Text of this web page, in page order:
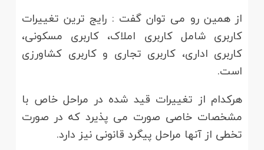
از همین رو می توان گفت : رایج ترین تغییرات
کاربری شامل کاربری املاک، کاربری مسکونی،
کاربری اداری، کاربری تجاری و کاربری کشاورزی
است.
هرکدام از تغییرات قید شده در مراحل خاص با
مشخصات خاصی صورت می پذیرد که در صورت
تخطی از آنها مراحل پیگرد قانونی نیز دارد.